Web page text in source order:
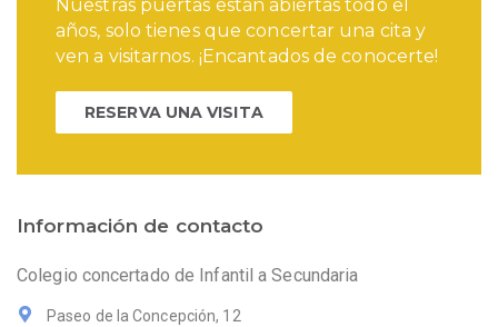
Nuestras puertas están abiertas todo el
años, solo tienes que concertar una cita y
ven a visitarnos. ¡Encantados de conocerte!
RESERVA UNA VISITA
Información de contacto
Colegio concertado de Infantil a Secundaria
Paseo de la Concepción, 12